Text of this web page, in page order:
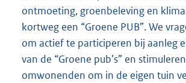
ontmoeting, groenbeleving en
kortweg een “Groene PUB”. We
om actief te participeren bij aanleg
van de “Groene pub’s” en
omwonenden om in de eigen tuin